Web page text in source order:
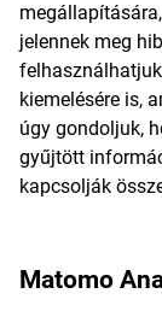
jelennek meg
kiemelésére is,
úgy gondoljuk,
gyűjtött
kapcsolják
Matomo